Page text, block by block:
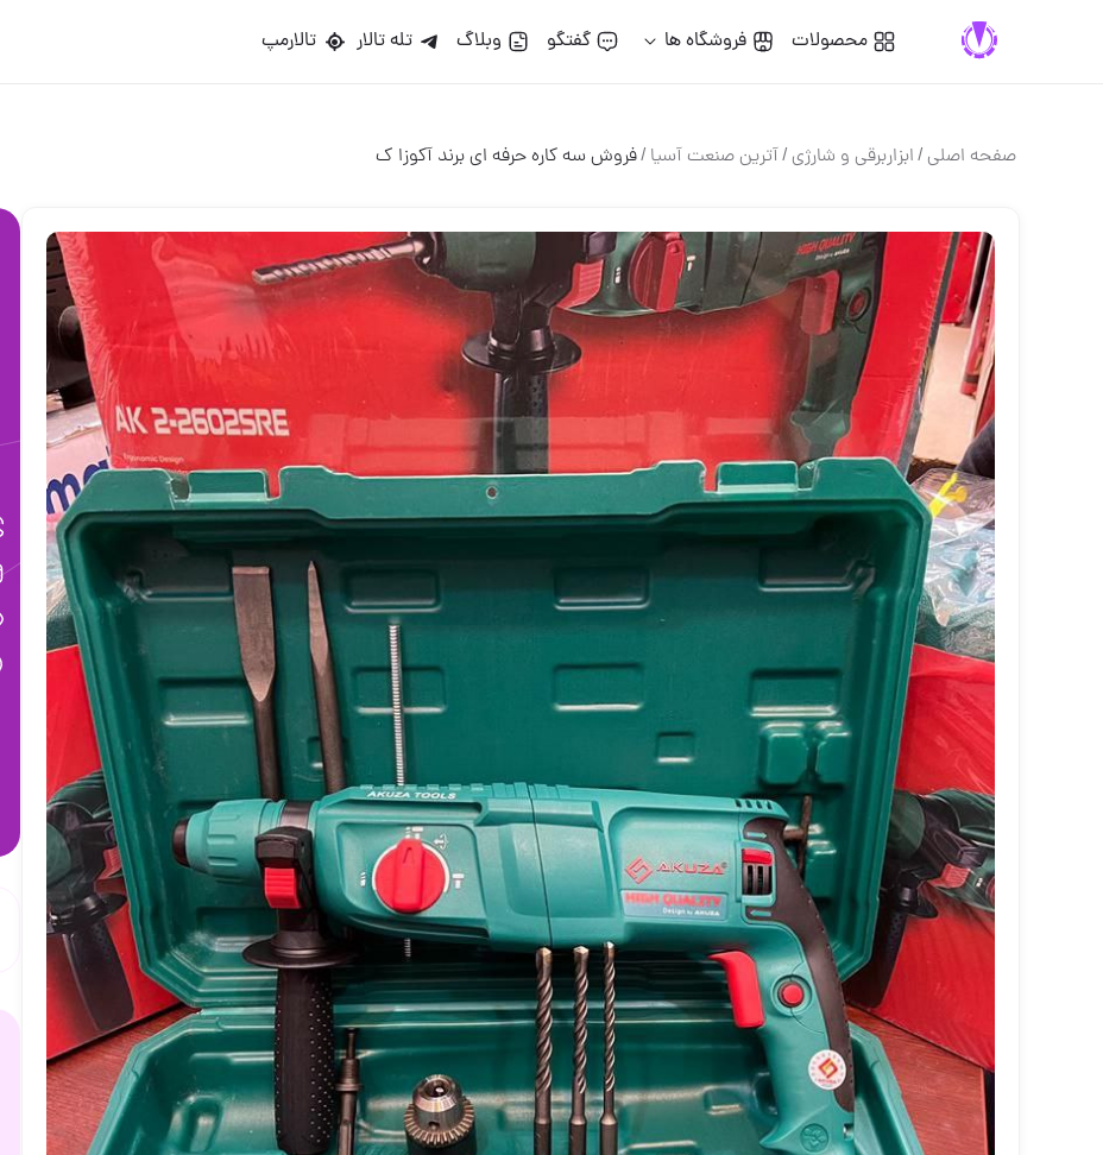
محصولات فروشگاه ها گفتگو وبلاگ تله تالار تالارمپ
صفحه اصلی/ابزاربرقی و شارژی/آترین صنعت آسیا /فروش سه کاره حرفه ای برند آکوزا ک